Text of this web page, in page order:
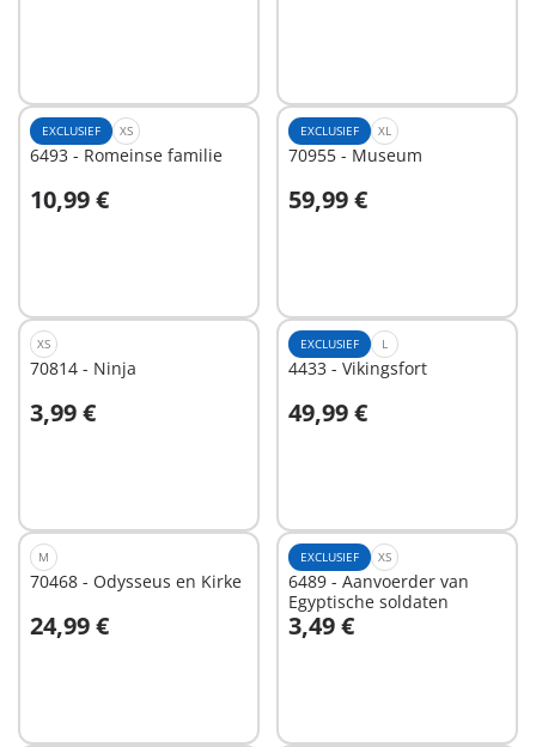
EXCLUSIEF XS
6493 - Romeinse familie
10,99 €
In winkelwagen
EXCLUSIEF XL
70955 - Museum
59,99 €
In winkelwagen
XS
70814 - Ninja
3,99 €
In winkelwagen
EXCLUSIEF L
4433 - Vikingsfort
49,99 €
In winkelwagen
M
70468 - Odysseus en Kirke
24,99 €
EXCLUSIEF XS
6489 - Aanvoerder van
Egyptische soldaten
3,49 €